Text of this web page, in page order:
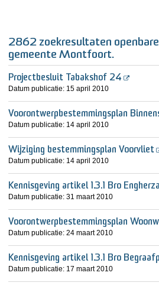
2862 zoekresultaten
gemeente Montfoort.
Projectbesluit Tabakshof 24
Datum publicatie: 15 april 2010
Voorontwerpbestemmingsplan
Datum publicatie: 14 april 2010
Wijziging bestemmingsplan Voorvliet
Datum publicatie: 14 april 2010
Kennisgeving artikel 1.3.1 Bro
Datum publicatie:31 maart 2010
Voorontwerpbestemmingsplan
Datum publicatie:24 maart 2010
Kennisgeving artikel 1.3.1 Bro
Datum publicatie: 17 maart 2010